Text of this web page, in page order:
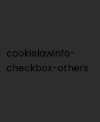
cookielawinfo-
checkbox-others